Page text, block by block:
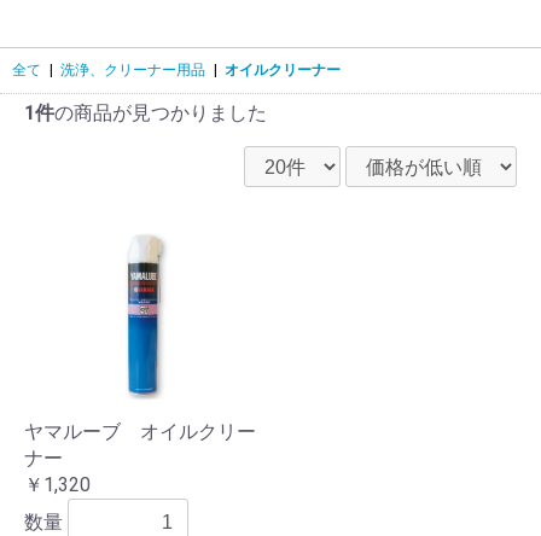
全て 洗浄、クリーナー用品 オイルクリーナー
1件の商品が見つかりました
ヤマルーブ オイルクリー
ナー
￥1,320
数量